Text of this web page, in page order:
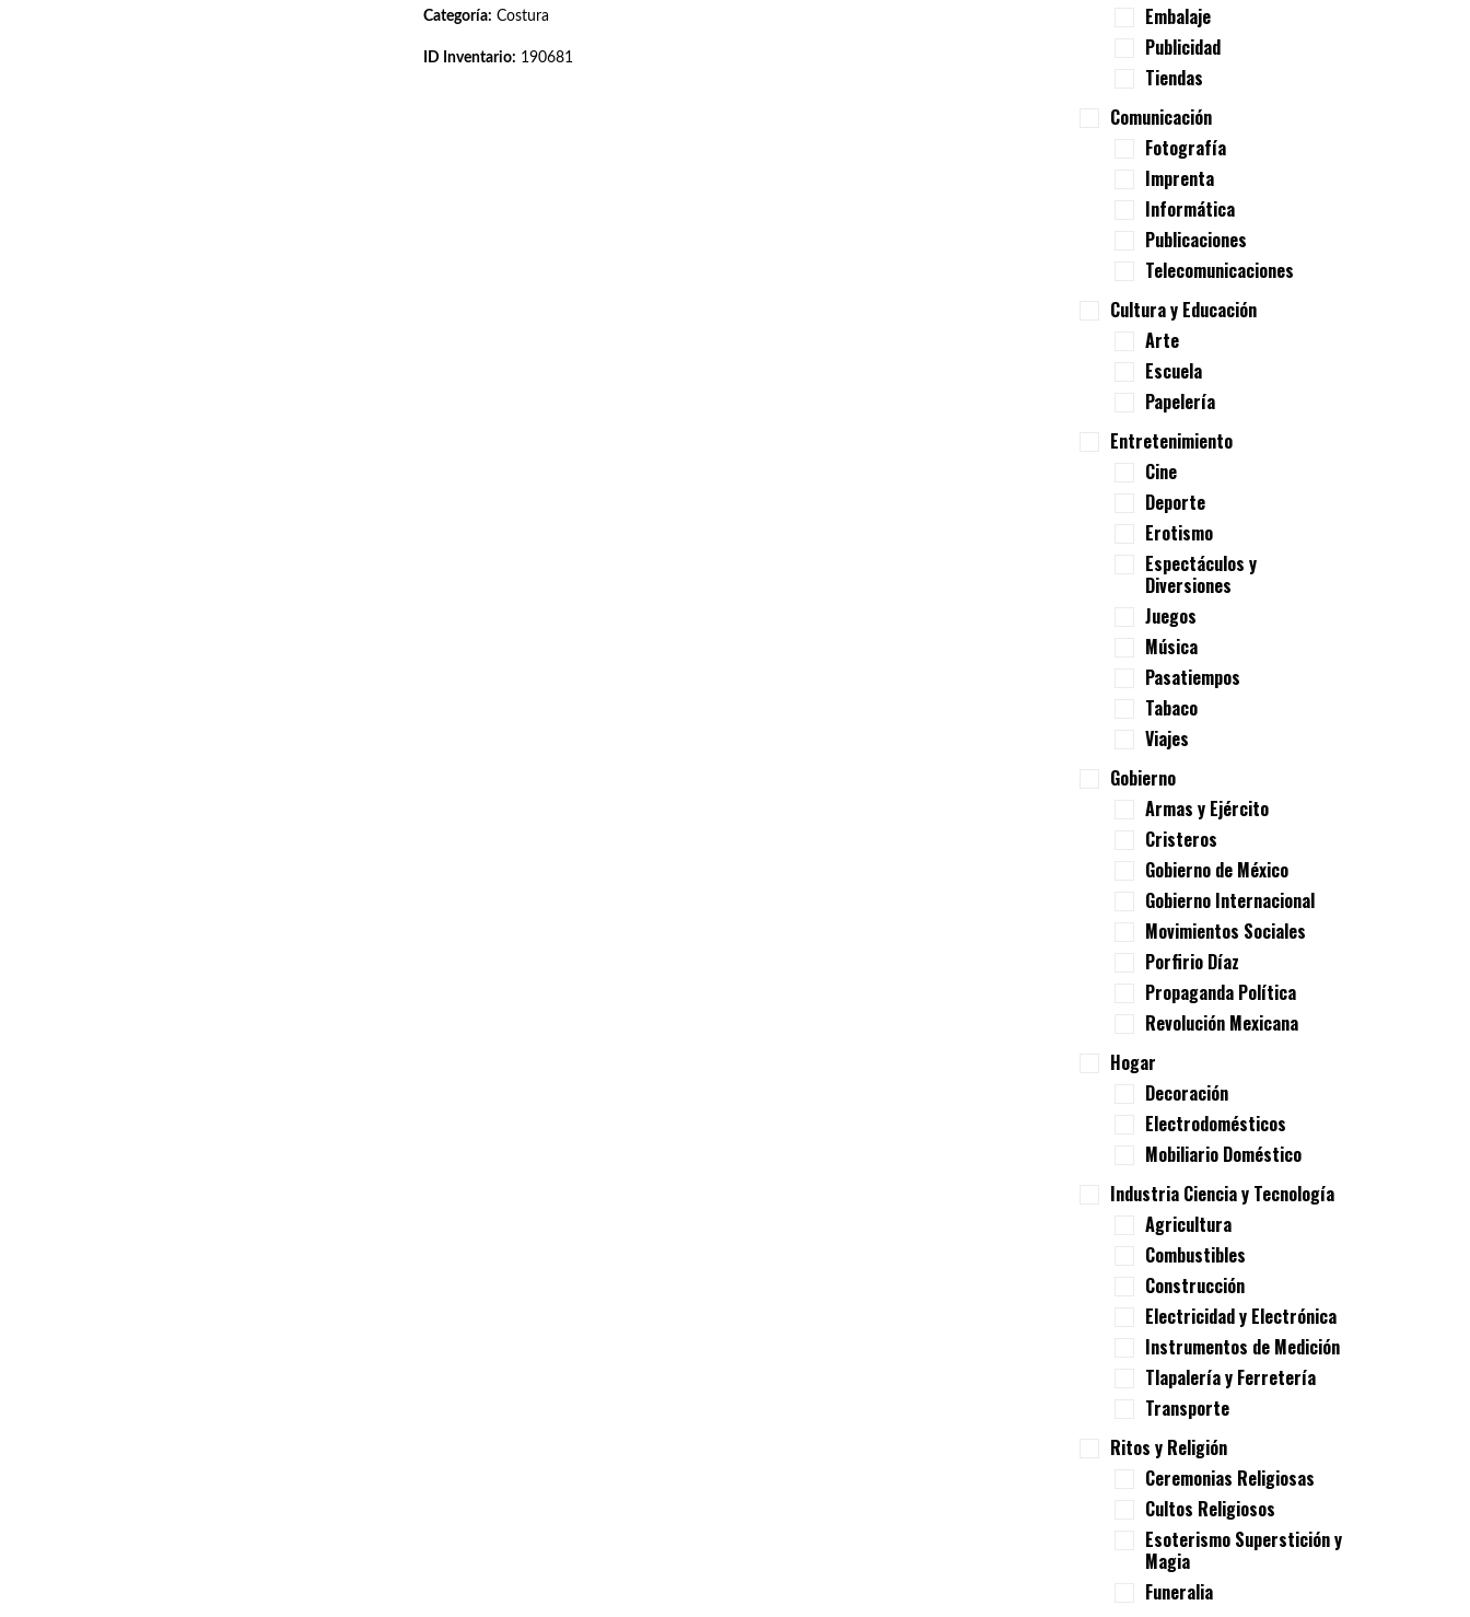
Categoría: Costura
ID Inventario: 190681
Embalaje
Publicidad
Tiendas
Comunicación
Fotografía
Imprenta
Informática
Publicaciones
Telecomunicaciones
Cultura y Educación
Arte
Escuela
Papelería
Entretenimiento
Cine
Deporte
Erotismo
Espectáculos y
Diversiones
Juegos
Música
Pasatiempos
Tabaco
Viajes
Gobierno
Armas y Ejército
Cristeros
Gobierno de México
Gobierno Internacional
Movimientos Sociales
Porfirio Díaz
Propaganda Política
Revolución Mexicana
Hogar
Decoración
Electrodomésticos
Mobiliario Doméstico
Industria Ciencia y Tecnología
Agricultura
Combustibles
Construcción
Electricidad y Electrónica
Instrumentos de Medición
Tlapalería y Ferretería
Transporte
Ritos y Religión
Ceremonias Religiosas
Cultos Religiosos
Esoterismo Superstición y
Magia
Funeralia